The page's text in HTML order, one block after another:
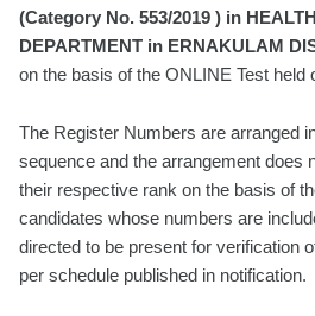
(Category No. 553/2019 ) in
DEPARTMENT in ERNAKULAM
on the basis of the ONLINE Test held
The Register Numbers are arranged
sequence and the arrangement does
their respective rank on the basis of
candidates whose numbers are
directed to be present for verification
per schedule published in notification.